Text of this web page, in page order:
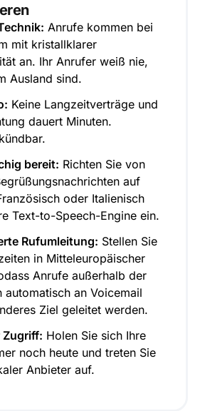
Anrufe kommen bei
mit kristallklarer
an. Ihr Anrufer weiß nie,
Ausland sind.
Keine Langzeitverträge und
dauert Minuten.
bereit: Richten Sie von
auf
oder Italienisch
Text-to-Speech-Engine ein.
Rufumleitung: Stellen Sie
in Mitteleuropäischer
Anrufe außerhalb der
automatisch an Voicemail
Ziel geleitet werden.
Zugriff: Holen Sie sich Ihre
noch heute und treten Sie
Anbieter auf.